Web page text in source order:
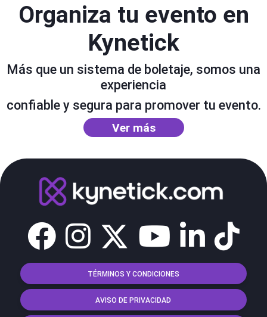
Organiza tu evento en
Kynetick
Más que un sistema de boletaje, somos una
experiencia
confiable y segura para promover tu evento.
Ver más
TÉRMINOS Y CONDICIONES
AVISO DE PRIVACIDAD